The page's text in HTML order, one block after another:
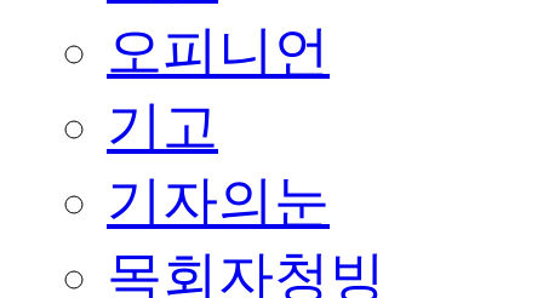
오피니언
기고
기자의눈
목회자청빙